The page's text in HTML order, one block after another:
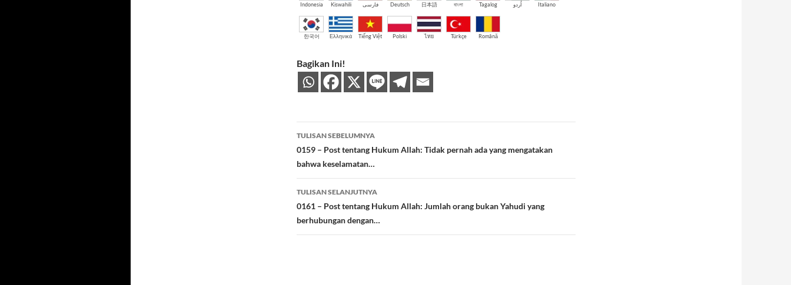
Indonesia Kiswahili فارسی Deutsch 日本語 বাংলা Tagalog اُردو Italiano
한국어 Ελληνικά Tiếng Việt Polski ไทย Türkçe Română
Bagikan Ini!
Navigasi
Tulisan
TULISAN SEBELUMNYA
0159 – Post tentang Hukum Allah: Tidak pernah ada yang mengatakan
bahwa keselamatan…
TULISAN SELANJUTNYA
0161 – Post tentang Hukum Allah: Jumlah orang bukan Yahudi yang
berhubungan dengan…